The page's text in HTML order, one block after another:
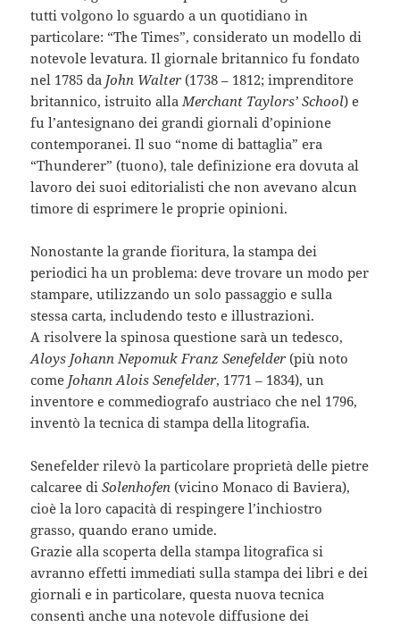
tutti volgono lo sguardo a un quotidiano in
particolare: “The Times”, considerato un modello di
notevole levatura. Il giornale britannico fu fondato
nel 1785 da John Walter (1738 – 1812; imprenditore
britannico, istruito allaMerchant Taylors’ School) e
fu l’antesignano dei grandi giornali d’opinione
contemporanei. Il suo “nome di battaglia” era
“Thunderer” (tuono), tale definizione era dovuta al
lavoro dei suoi editorialisti che non avevano alcun
timore di esprimere le proprie opinioni.
Nonostante la grande fioritura, la stampa dei
periodici ha un problema: deve trovare un modo per
stampare, utilizzando un solo passaggio e sulla
stessa carta, includendo testo e illustrazioni.
A risolvere la spinosa questione sarà un tedesco,
Aloys Johann Nepomuk Franz Senefelder (più noto
come Johann Alois Senefelder, 1771 – 1834), un
inventore e commediografo austriaco che nel 1796,
inventò la tecnica di stampa della litografia.
Senefelder rilevò la particolare proprietà delle pietre
calcaree diSolenhofen (vicino Monaco di Baviera),
cioè la loro capacità di respingere l’inchiostro
grasso, quando erano umide.
Grazie alla scoperta della stampa litografica si
avranno effetti immediati sulla stampa dei libri e dei
giornali e in particolare, questa nuova tecnica
consentì anche una notevole diffusione dei